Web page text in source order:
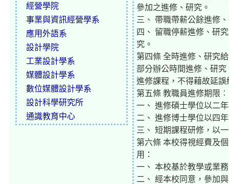
經營學院
事業與資訊經營學系
應用外語系
設計學院
工業設計學系
媒體設計學系
數位媒體設計學系
設計科學研究所
通識教育中心
參加之進修、研究。
三、 帶職帶薪公餘進修
四、 留職停薪進修、研
究。
第四條 全時進修、研究
部分辦公時間進修、研
進修課程，不得藉故延誤
第五條 教職員進修期限︰
一、 進修碩士學位以二
二、 進修博士學位以四
三、 短期課程研修，以
第六條 本校得視經費及
用：
一、 本校基於教學或業
二、 經本校同意，參加